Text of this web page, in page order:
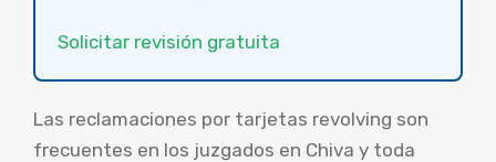
Solicitar revisión gratuita
Las reclamaciones por tarjetas revolving son
frecuentes en los juzgados en Chiva y toda